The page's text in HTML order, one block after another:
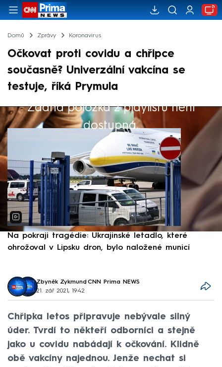
Domů Zprávy Koronavirus
Očkovat proti covidu a chřipce
současně? Univerzální vakcína se
testuje, říká Prymula
Žádná položka z playlistu není
dostupná.
Výběr redakce
Na pokraji tragédie: Ukrajinské letadlo, které
ohrožoval v Lipsku dron, bylo naložené municí
Zbyněk Zykmund, CNN Prima NEWS
21. zář 2021, 19:42
Chřipka letos připravuje nebývale silný
úder. Tvrdí to někteří odborníci a stejně
jako u covidu nabádají k očkování. Klidně
obě vakcíny najednou. Jenže nechat si